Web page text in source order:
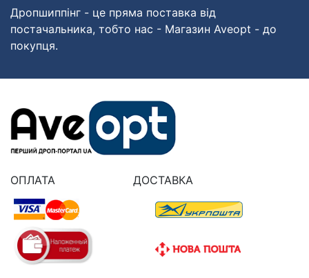
Дропшиппінг - це пряма поставка від
постачальника, тобто нас - Магазин Aveopt - до
покупця.
ОПЛАТА ДОСТАВКА